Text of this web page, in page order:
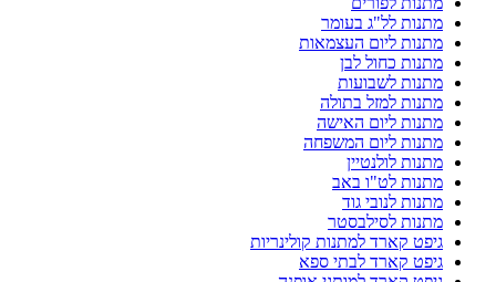
מתנות לל"ג בעומר
מתנות ליום העצמאות
מתנות כחול לבן
מתנות לשבועות
מתנות למזל בתולה
מתנות ליום האישה
מתנות ליום המשפחה
מתנות לולנטיין
מתנות לט"ו באב
מתנות לנובי גוד
מתנות לסילבסטר
גיפט קארד למתנות קולינריות
גיפט קארד לבתי ספא